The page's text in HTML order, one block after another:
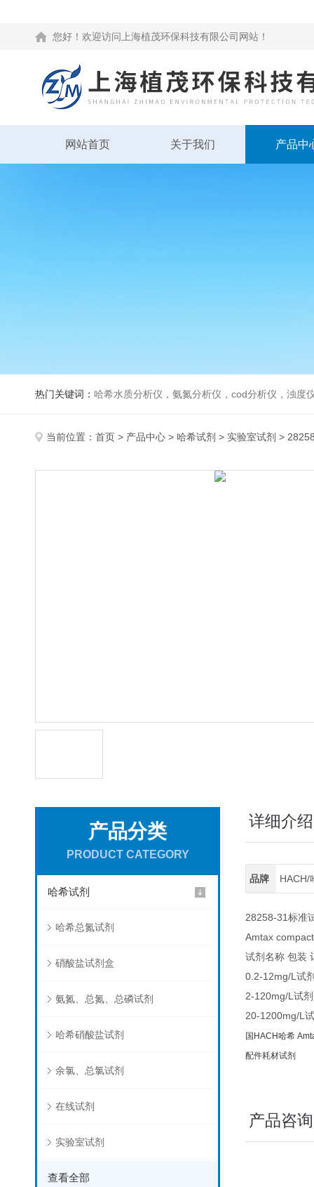
您好！欢迎访问上海植茂环保科技有限公司网站！
网站首页 关于我们 产品中
热门关键词： 哈希水质分析仪，氨氮分析仪，cod分析仪，浊度
当前位置： 首页 > 产品中心 > 哈希试剂 > 实验室试剂 >
产品分类
PRODUCT CATEGORY
哈希试剂
哈希总氮试剂
硝酸盐试剂盒
氨氮、总氮、总磷试剂
哈希硝酸盐试剂
余氯、总氯试剂
在线试剂
实验室试剂
查看全部
详细介绍
品牌 HACH/
28258-31标准
Amtax
试剂名称 包装
0.2-12mg/L试
2-120mg/L试
20-1200mg/L
国HACH哈希
配件耗材试剂
产品咨询